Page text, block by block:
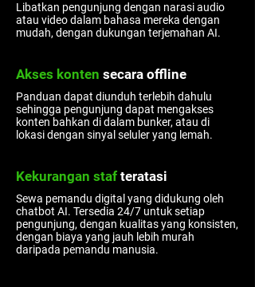
Libatkan pengunjung dengan narasi audio
atau video dalam bahasa mereka dengan
mudah, dengan dukungan terjemahan AI.
Akses konten secara offline
Panduan dapat diunduh terlebih dahulu
sehingga pengunjung dapat mengakses
konten bahkan di dalam bunker, atau di
lokasi dengan sinyal seluler yang lemah.
Kekurangan staf teratasi
Sewa pemandu digital yang didukung oleh
chatbot AI. Tersedia 24/7 untuk setiap
pengunjung, dengan kualitas yang konsisten,
dengan biaya yang jauh lebih murah
daripada pemandu manusia.